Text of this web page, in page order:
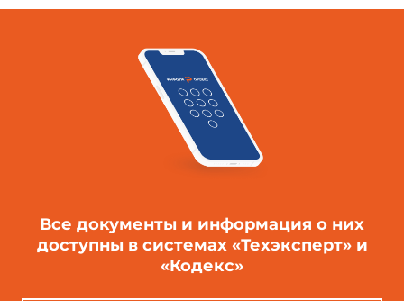
Все документы и информация о них
доступны в системах «Техэксперт» и
«Кодекс»